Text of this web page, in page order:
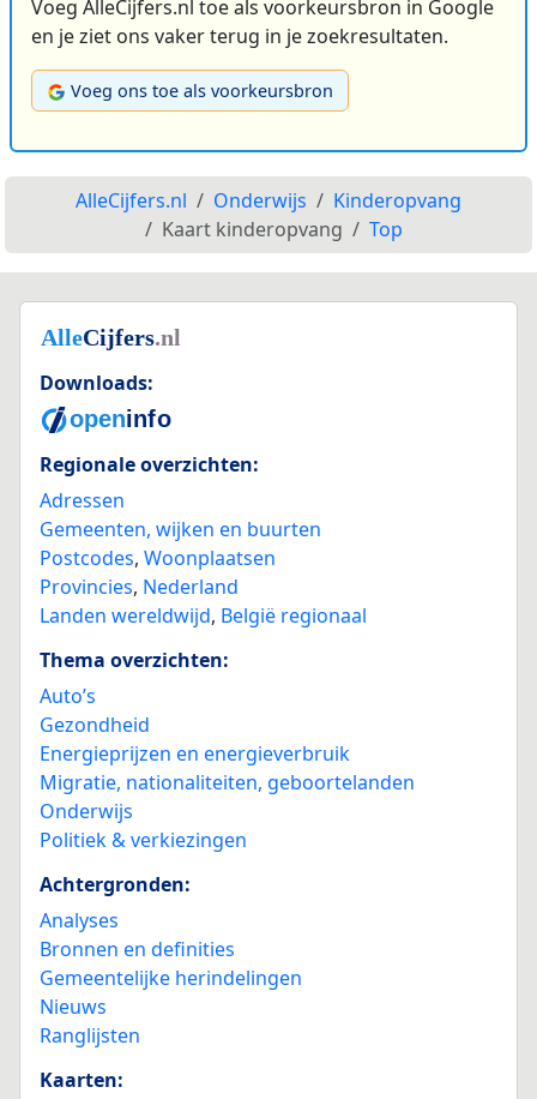
Voeg AlleCijfers.nl toe als voorkeursbron in Google
en je ziet ons vaker terug in je zoekresultaten.
Voeg ons toe als voorkeursbron
AlleCijfers.nl Onderwijs
Kinderopvang
Kaart kinderopvang
Top
Downloads:
Regionale overzichten:
Adressen
Gemeenten, wijken en buurten
Postcodes, Woonplaatsen
Provincies, Nederland
Landen wereldwijd, België regionaal
Thema overzichten:
Auto’s
Gezondheid
Energieprijzen en energieverbruik
Migratie, nationaliteiten, geboortelanden
Onderwijs
Politiek & verkiezingen
Achtergronden:
Analyses
Bronnen en definities
Gemeentelijke herindelingen
Nieuws
Ranglijsten
Kaarten: